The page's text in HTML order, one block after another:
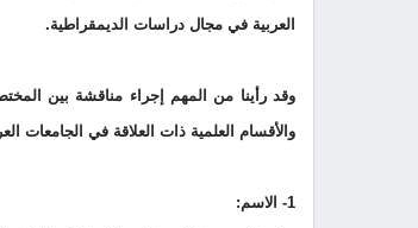
العربية في مجال دراسات الديمقراطية.
وقد رأينا من المهم إجراء مناقشة بين
والأقسام العلمية ذات العلاقة في الجامعات
1- الاسم: